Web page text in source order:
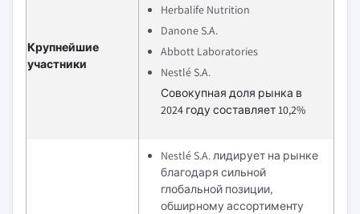
Крупнейшие
участники
Herbalife Nutrition
Danone S.A.
Abbott Laboratories
Nestlé S.A.
Совокупная доля рынка в
2024 году составляет 10,2%
Nestlé S.A. лидирует на рынке
благодаря сильной
глобальной позиции,
обширному ассортименту